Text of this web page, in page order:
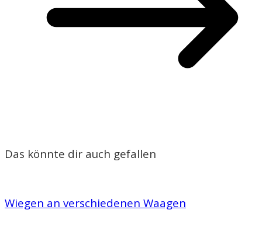
Das könnte dir auch gefallen
Wiegen an verschiedenen Waagen